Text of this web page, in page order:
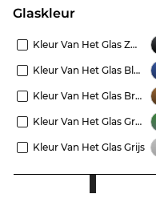
Glaskleur
Kleur Van Het Glas Zwart
Kleur Van Het Glas Blauw
Kleur Van Het Glas Bruin
Kleur Van Het Glas Groen
Kleur Van Het Glas Grijs